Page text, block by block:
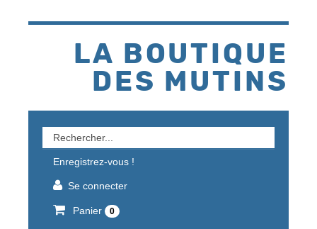
LA BOUTIQUE
DES MUTINS
Rechercher
un
produit
Enregistrez-vous !
Se connecter
Panier 0